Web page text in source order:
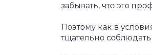
забывать, что это
Поэтому как в
тщательно